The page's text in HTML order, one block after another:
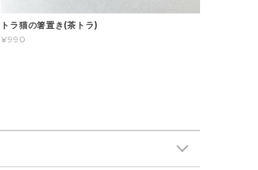
トラ猫の箸置き(茶トラ)
¥990